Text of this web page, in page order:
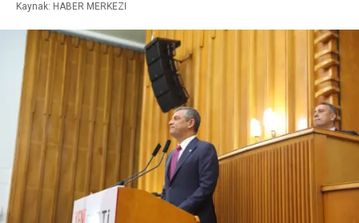
Kaynak: HABER MERKEZI